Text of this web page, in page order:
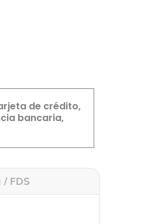
de crédito,
bancaria,
/ FDS